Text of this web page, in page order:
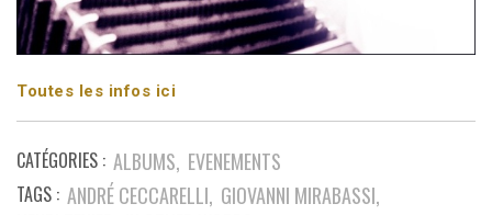
Toutes les infos ici
CATÉGORIES : ALBUMS EVENEMENTS
TAGS : ANDRÉ CECCARELLI GIOVANNI MIRABASSI